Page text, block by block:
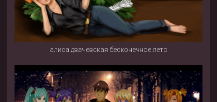
алиса двачевская бесконечное лето